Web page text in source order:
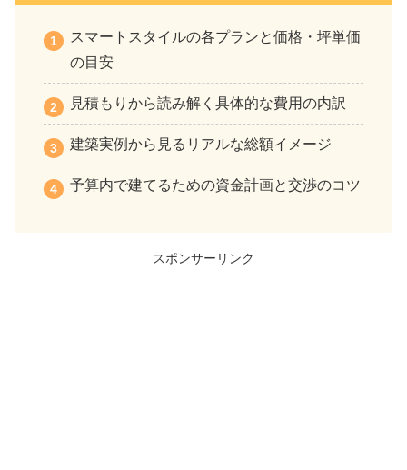
スマートスタイルの各プランと価格・坪単価
の目安
見積もりから読み解く具体的な費用の内訳
建築実例から見るリアルな総額イメージ
予算内で建てるための資金計画と交渉のコツ
スポンサーリンク